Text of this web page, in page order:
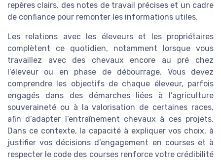
repères clairs, des notes de travail précises et un cadre
de confiance pour remonter les informations utiles.
Les relations avec les éleveurs et les propriétaires
complètent ce quotidien, notamment lorsque vous
travaillez avec des chevaux encore au pré chez
l’éleveur ou en phase de débourrage. Vous devez
comprendre les objectifs de chaque éleveur, parfois
engagés dans des démarches liées à l’agriculture
souveraineté ou à la valorisation de certaines races,
afin d’adapter l’entraînement chevaux à ces projets.
Dans ce contexte, la capacité à expliquer vos choix, à
justifier vos décisions d’engagement en courses et à
respecter le code des courses renforce votre crédibilité